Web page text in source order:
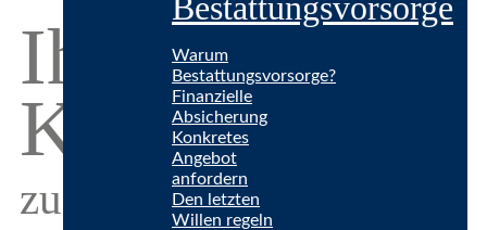
Warum
Bestattungsvorsorge?
Finanzielle
Absicherung
Konkretes
Angebot
anfordern
Den letzten
Willen regeln
Ihr direkter
Kontakt
zu Stryi